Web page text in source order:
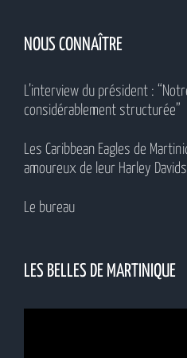
NOUS CONNAÎTRE
L’interview du président :
considérablement structurée”
Les Caribbean Eagles de
amoureux de leur Harley
Le bureau
LES BELLES DE MARTINIQUE